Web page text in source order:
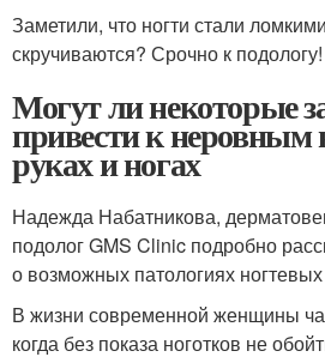
Заметили, что ногти стали
скручиваются? Срочно к подологу!
Могут ли некоторые
привести к неровным
руках и ногах
Надежда Набатникова,
подолог GMS Clinic подробно
о возможных патологиях
В жизни современной женщины
когда без показа ноготков не